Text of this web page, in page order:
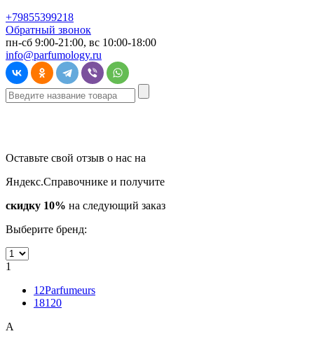
+79855399218
Обратный звонок
пн-сб 9:00-21:00, вс 10:00-18:00
info@parfumology.ru
Оставьте свой отзыв о нас на
Яндекс.Справочнике и получите
скидку 10% на следующий заказ
Выберите бренд:
1
12Parfumeurs
18120
A